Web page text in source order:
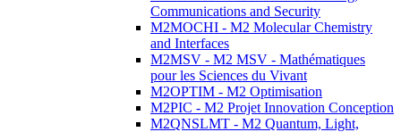
Communications and Security
M2MOCHI - M2 Molecular Chemistry
and Interfaces
M2MSV - M2 MSV - Mathématiques
pour les Sciences du Vivant
M2OPTIM - M2 Optimisation
M2PIC - M2 Projet Innovation Conception
M2QNSLMT - M2 Quantum, Light,